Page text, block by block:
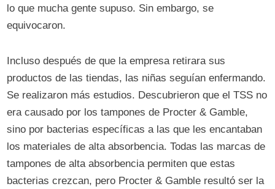
lo que mucha gente supuso. Sin embargo, se
equivocaron.
Incluso después de que la empresa retirara sus
productos de las tiendas, las niñas seguían enfermando.
Se realizaron más estudios. Descubrieron que el TSS no
era causado por los tampones de Procter & Gamble,
sino por bacterias específicas a las que les encantaban
los materiales de alta absorbencia. Todas las marcas de
tampones de alta absorbencia permiten que estas
bacterias crezcan, pero Procter & Gamble resultó ser la